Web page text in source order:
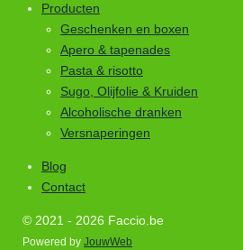
Producten
Geschenken en boxen
Apero & tapenades
Pasta & risotto
Sugo, Olijfolie & Kruiden
Alcoholische dranken
Versnaperingen
Blog
Contact
© 2021 - 2026 Faccio.be
Powered by JouwWeb